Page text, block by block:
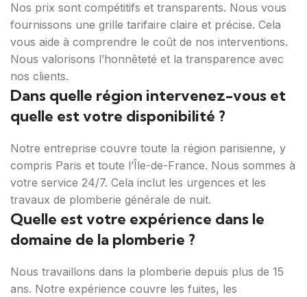
Nos prix sont compétitifs et transparents. Nous vous
fournissons une grille tarifaire claire et précise. Cela
vous aide à comprendre le coût de nos interventions.
Nous valorisons l’honnêteté et la transparence avec
nos clients.
Dans quelle région intervenez-vous et
quelle est votre disponibilité ?
Notre entreprise couvre toute la région parisienne, y
compris Paris et toute l’Île-de-France. Nous sommes à
votre service 24/7. Cela inclut les urgences et les
travaux de plomberie générale de nuit.
Quelle est votre expérience dans le
domaine de la plomberie ?
Nous travaillons dans la plomberie depuis plus de 15
ans. Notre expérience couvre les fuites, les